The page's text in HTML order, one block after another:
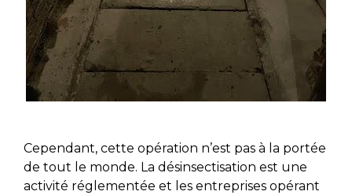
Cependant, cette opération n’est pas à la portée
de tout le monde. La désinsectisation est une
activité réglementée et les entreprises opérant